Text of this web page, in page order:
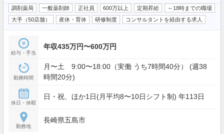
調剤薬局 一般薬剤師 正社員 600万以上 定期昇給
～18時までの職場
大手（50店舗）
産休・育休 研修制度 コンサルタントを経由する求人
給与・手当
年収435万円〜600万円
勤務時間
月〜土 9:00〜18:00（実働 うち7時間40分） (週38
時間20分)
休日・休暇
日・祝、ほか1日(月平均8〜10日シフト制) 年113日
勤務地
長崎県五島市